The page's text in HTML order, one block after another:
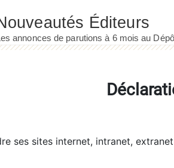
ses sites internet, intranet,